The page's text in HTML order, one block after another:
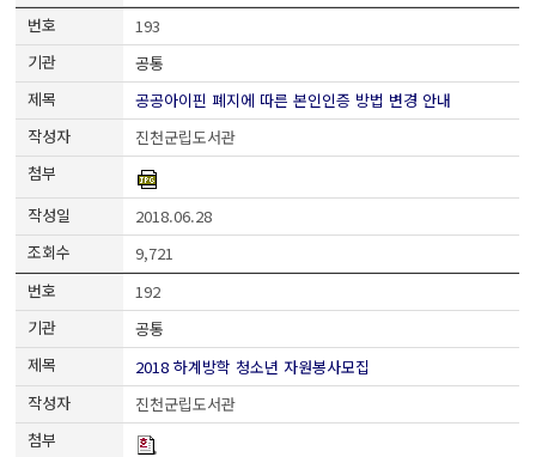
193
공통
공공아이핀 폐지에 따른 본인인증 방법 변경 안내
진천군립도서관
2018.06.28
9,721
192
공통
2018 하계방학 청소년 자원봉사모집
진천군립도서관